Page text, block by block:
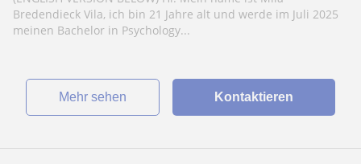
Bredendieck Vila, ich bin 21 Jahre alt und werde im Juli 2025
meinen Bachelor in Psychology...
Mehr sehen Kontaktieren